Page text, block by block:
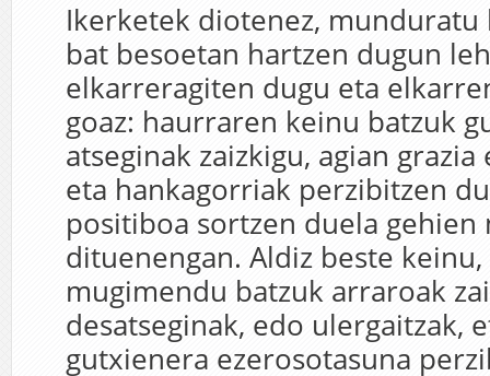
Ikerketek diotenez,
bat besoetan hartzen dugun
elkarreragiten dugu eta
goaz: haurraren keinu batzuk
atseginak zaizkigu, agian
eta hankagorriak perzibitzen
positiboa sortzen duela gehien
dituenengan. Aldiz beste
mugimendu batzuk arraroak
desatseginak, edo ulergaitzak,
gutxienera ezerosotasuna